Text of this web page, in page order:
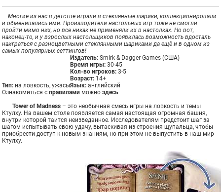
Многие из нас в детстве играли в стеклянные шарики, коллекционировали
и обменивались ими. Производители настольных игр тоже не смогли
пройти мимо них, но все никак не применяли их в настолках. Но вот,
наконец-то, и у взрослых настольщиков появилась возможность вдосталь
наиграться с разноцветными стеклянными шариками да ещё и в одном из
самых популярных сеттингов!
Тип: на ловкость, ужасы
Издатель:Smirk & Dagger Games (США)
Время игры:30-45
Кол-во игроков: 3-5
Возраст: 14+
Язык:английский
Ознакомиться справилами можноздесь
Tower of Madness – это необычная смесь игры на ловкость и темы
Ктулху. На вашем столе появляется самая настоящая огромная башня,
внутри которой таится неизведанное. Исследователям предстоит шаг за
шагом испытывать свою удачу, вытаскивая из строения щупальца, чтобы
приобрести доступ к новым знаниям, но при этом не выпустить в наш мир
Ктулху.